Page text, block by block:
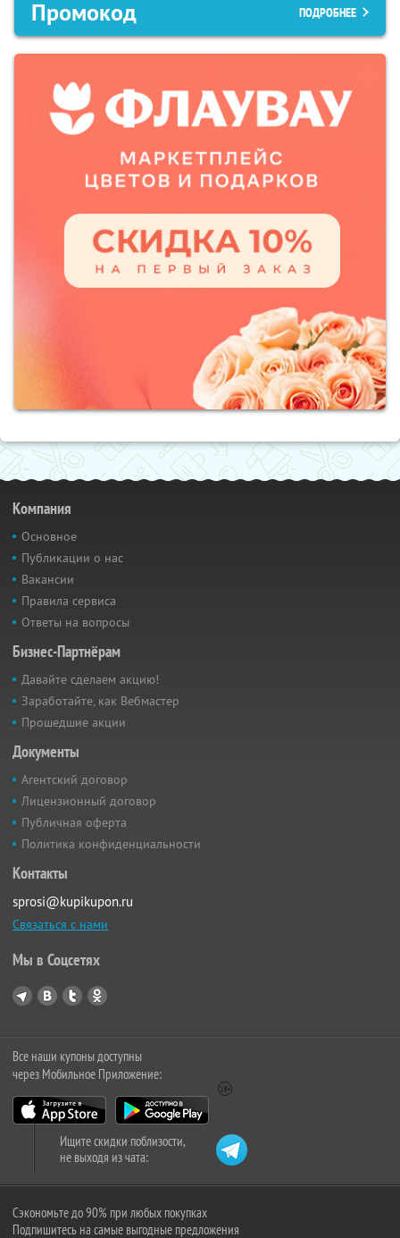
Промокод ПОДРОБНЕЕ
Компания
Основное
Публикации о нас
Вакансии
Правила сервиса
Ответы на вопросы
Бизнес-Партнёрам
Давайте сделаем акцию!
Заработайте, как Вебмастер
Прошедшие акции
Документы
Агентский договор
Лицензионный договор
Публичная оферта
Политика конфиденциальности
Контакты
sprosi@kupikupon.ru
Связаться с нами
Мы в Соцсетях
Все наши купоны доступны
через Мобильное Приложение:
Ищите скидки поблизости,
не выходя из чата:
Сэкономьте до 90% при любых покупках
Подпишитесь на самые выгодные предложения